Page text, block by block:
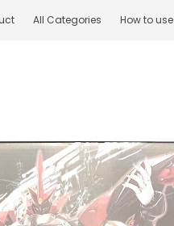
All Categories How to use